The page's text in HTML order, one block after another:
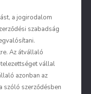
a jogirodalom
szabadság
Az átvállaló
vállal
azonban az
szóló szerződésben